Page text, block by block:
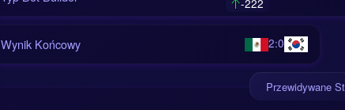
Kursy i
Aktualny rynek 1x2 daje przewagę Meksykowi, ale nie
defensywnych nawyków Korei Południowej,
-222
Wynik Końcowy 2:0
Przewidywane